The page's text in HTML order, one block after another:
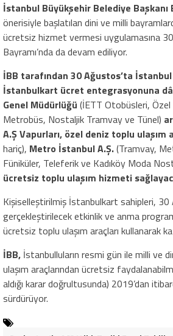
İstanbul Büyükşehir Belediye
önerisiyle başlatılan dini ve milli
ücretsiz hizmet vermesi uygulamasına
Bayramı’nda da devam ediliyor.
İBB tarafından 30 Ağustos’ta
İstanbulkart ücret entegrasyonuna
Genel Müdürlüğü (İETT Otobüsleri,
Metrobüs, Nostaljik Tramvay ve Tünel)
A.Ş Vapurları, özel deniz toplu ulaşım
hariç), Metro İstanbul A.Ş.(Tramvay,
Füniküler, Teleferik ve Kadıköy Moda
ücretsiz toplu ulaşım hizmeti
Kişiselleştirilmiş İstanbulkart sahipleri, 30
gerçekleştirilecek etkinlik ve anma
ücretsiz toplu ulaşım araçları kullanarak
İBB, İstanbulluların resmi gün ile milli ve
ulaşım araçlarından ücretsiz
aldığı karar doğrultusunda) 2019’dan
sürdürüyor.